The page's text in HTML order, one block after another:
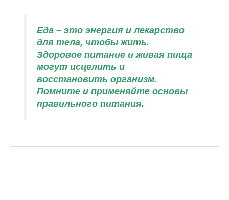
Еда – это энергия и лекарство
для тела, чтобы жить.
Здоровое питание и живая пища
могут исцелить и
восстановить организм.
Помните и применяйте основы
правильного питания.